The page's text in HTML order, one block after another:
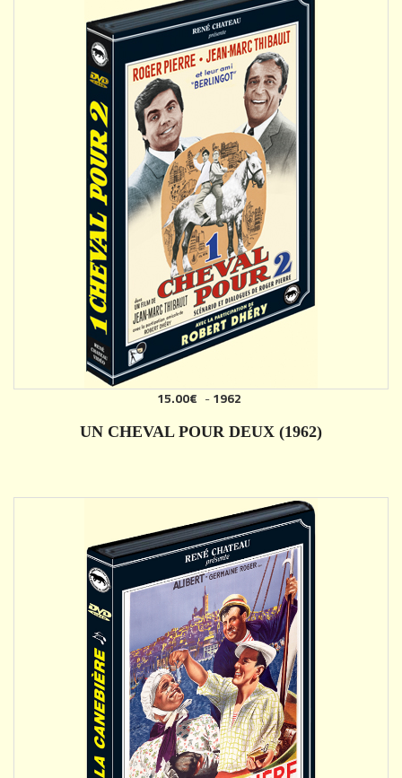
15.00€ -1962
UN CHEVAL POUR DEUX (1962)